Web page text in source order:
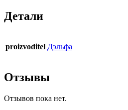
Детали
proizvoditel Дэльфа
Отзывы
Отзывов пока нет.